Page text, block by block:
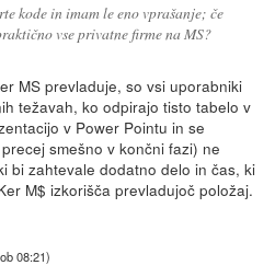
kode in imam le eno vprašanje; če
vse privatne firme na MS?
MS prevladuje, so vsi uporabniki
težavah, ko odpirajo tisto tabelo v
v Power Pointu in se
smešno v končni fazi) ne
bi zahtevale dodatno delo in čas, ki
M$ izkorišča prevladujoč položaj.
08:21)